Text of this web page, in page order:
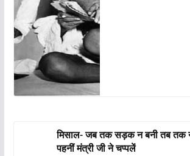
मिसाल- जब तक सड़क न बनी तब तक
पहनीं मंत्री जी ने चप्पलें